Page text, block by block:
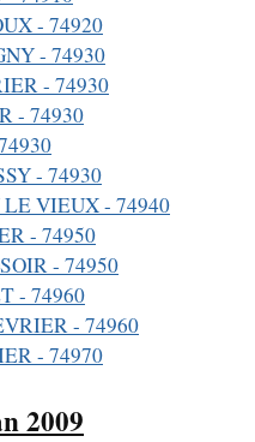
- 74920
- 74930
- 74930
- 74930
- 74930
VIEUX - 74940
- 74950
- 74950
- 74960
- 74960
- 74970
2009